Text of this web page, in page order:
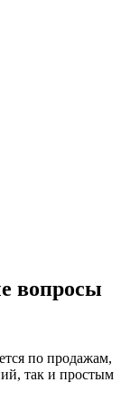
вопросы
по продажам,
так и простым